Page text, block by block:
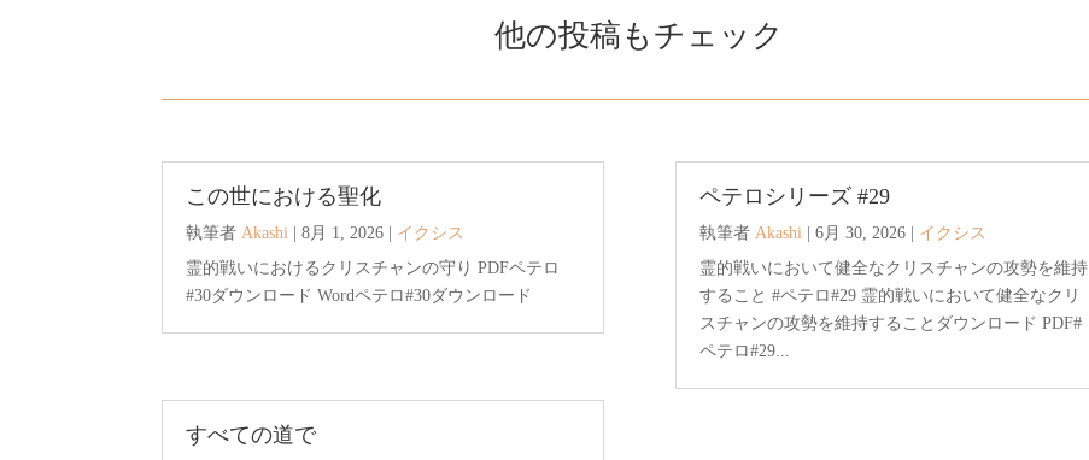
他の投稿もチェック
この世における聖化
執筆者Akashi |8月 1, 2026
イクシス
霊的戦いにおけるクリスチャンの守り PDFペテロ
#30ダウンロード Wordペテロ#30ダウンロード
すべての道で
ペテロシリーズ #29
執筆者 Akashi| 6月 30, 2026| イクシス
霊的戦いにおいて健全なクリスチャンの攻勢を維持
すること #ペテロ#29 霊的戦いにおいて健全なクリ
スチャンの攻勢を維持することダウンロード PDF#
ペテロ#29...